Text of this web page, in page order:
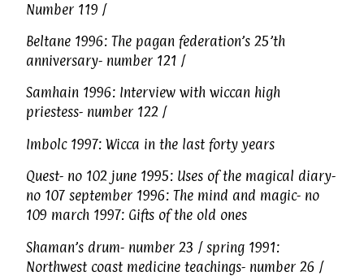
Number 119 /
Beltane 1996: The pagan federation’s 25’th
anniversary- number 121 /
Samhain 1996: Interview with wiccan high
priestess- number 122 /
Imbolc 1997: Wicca in the last forty years
Quest- no 102 june 1995: Uses of the magical diary-
no 107 september 1996: The mind and magic- no
109 march 1997: Gifts of the old ones
Shaman’s drum- number 23 / spring 1991:
Northwest coast medicine teachings- number 26 /